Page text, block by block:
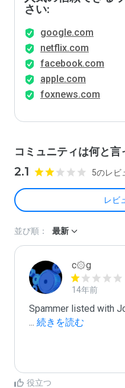
さい:
google.com
netflix.com
facebook.com
apple.com
foxnews.com
コミュニティは何と
2.1 5のレビ
レビ
並び順： 最新
c۞g
14年前
... 続きを読む
役立つ